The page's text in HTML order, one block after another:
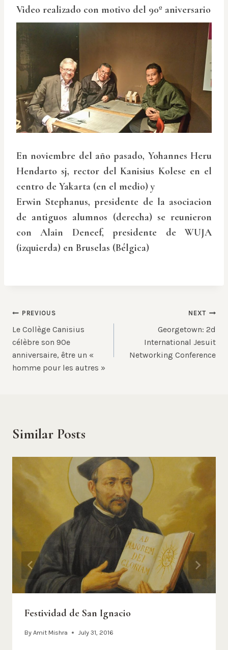
Video realizado con motivo del 90º aniversario
En noviembre del año pasado, Yohannes Heru
Hendarto sj, rector del Kanisius Kolese en el
centro de Yakarta (en el medio) y
Erwin Stephanus, presidente de la asociacion
de antiguos alumnos (derecha) se reunieron
con Alain Deneef, presidente de WUJA
(izquierda) en Bruselas (Bélgica)
Post
navigation
PREVIOUS
Le Collège Canisius
célèbre son 90e
anniversaire, être un «
homme pour les autres »
NEXT
Georgetown: 2d
International Jesuit
Networking Conference
Similar Posts
Festividad de San Ignacio
By Amit Mishra July 31, 2016